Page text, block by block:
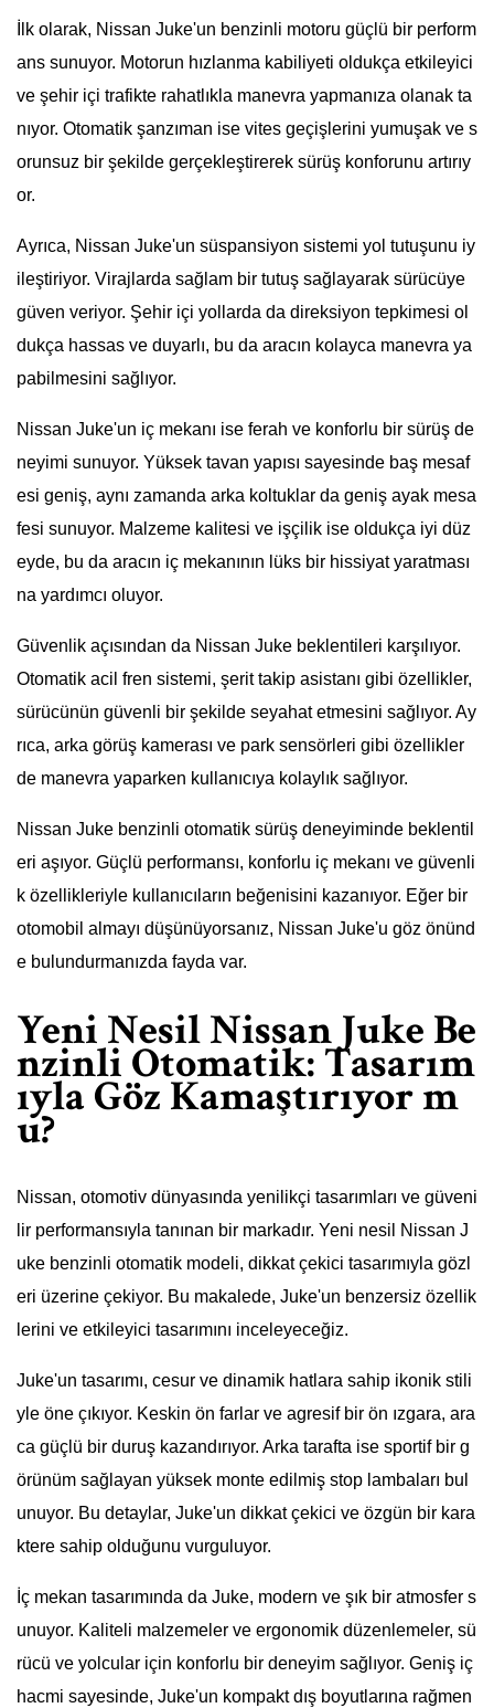
İlk olarak, Nissan Juke'un benzinli motoru güçlü bir perform
ans sunuyor. Motorun hızlanma kabiliyeti oldukça etkileyici
ve şehir içi trafikte rahatlıkla manevra yapmanıza olanak ta
nıyor. Otomatik şanzıman ise vites geçişlerini yumuşak ve s
orunsuz bir şekilde gerçekleştirerek sürüş konforunu artırıy
or.
Ayrıca, Nissan Juke'un süspansiyon sistemi yol tutuşunu iy
ileştiriyor. Virajlarda sağlam bir tutuş sağlayarak sürücüye
güven veriyor. Şehir içi yollarda da direksiyon tepkimesi ol
dukça hassas ve duyarlı, bu da aracın kolayca manevra ya
pabilmesini sağlıyor.
Nissan Juke'un iç mekanı ise ferah ve konforlu bir sürüş de
neyimi sunuyor. Yüksek tavan yapısı sayesinde baş mesaf
esi geniş, aynı zamanda arka koltuklar da geniş ayak mesa
fesi sunuyor. Malzeme kalitesi ve işçilik ise oldukça iyi düz
eyde, bu da aracın iç mekanının lüks bir hissiyat yaratması
na yardımcı oluyor.
Güvenlik açısından da Nissan Juke beklentileri karşılıyor.
Otomatik acil fren sistemi, şerit takip asistanı gibi özellikler,
sürücünün güvenli bir şekilde seyahat etmesini sağlıyor. Ay
rıca, arka görüş kamerası ve park sensörleri gibi özellikler
de manevra yaparken kullanıcıya kolaylık sağlıyor.
Nissan Juke benzinli otomatik sürüş deneyiminde beklentil
eri aşıyor. Güçlü performansı, konforlu iç mekanı ve güvenli
k özellikleriyle kullanıcıların beğenisini kazanıyor. Eğer bir
otomobil almayı düşünüyorsanız, Nissan Juke'u göz önünd
e bulundurmanızda fayda var.
Yeni Nesil Nissan Juke Be
nzinli Otomatik: Tasarım
ıyla Göz Kamaştırıyor m
u?
Nissan, otomotiv dünyasında yenilikçi tasarımları ve güveni
lir performansıyla tanınan bir markadır. Yeni nesil Nissan J
uke benzinli otomatik modeli, dikkat çekici tasarımıyla gözl
eri üzerine çekiyor. Bu makalede, Juke'un benzersiz özellik
lerini ve etkileyici tasarımını inceleyeceğiz.
Juke'un tasarımı, cesur ve dinamik hatlara sahip ikonik stili
yle öne çıkıyor. Keskin ön farlar ve agresif bir ön ızgara, ara
ca güçlü bir duruş kazandırıyor. Arka tarafta ise sportif bir g
örünüm sağlayan yüksek monte edilmiş stop lambaları bul
unuyor. Bu detaylar, Juke'un dikkat çekici ve özgün bir kara
ktere sahip olduğunu vurguluyor.
İç mekan tasarımında da Juke, modern ve şık bir atmosfer s
unuyor. Kaliteli malzemeler ve ergonomik düzenlemeler, sü
rücü ve yolcular için konforlu bir deneyim sağlıyor. Geniş iç
hacmi sayesinde, Juke'un kompakt dış boyutlarına rağmen